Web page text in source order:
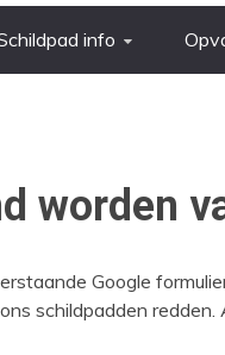
info
worden
Google
schildpadden